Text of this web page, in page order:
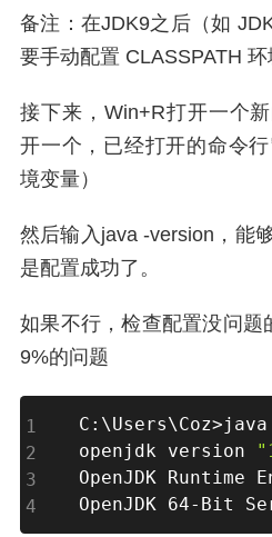
备注：在JDK9之后（如
要手动配置 CLASSPATH
接下来，Win+R打开一个
开一个，已经打开的命令
境变量）
然后输入java -version，能
是配置成功了。
如果不行，检查配置没问
9%的问题
C:\Users\Coz>
openjdk version
OpenJDK Runtime
OpenJDK 64-Bit